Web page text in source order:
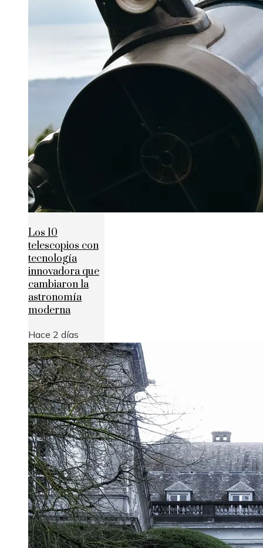
Los 10
telescopios con
tecnología
innovadora que
cambiaron la
astronomía
moderna
Hace 2 días